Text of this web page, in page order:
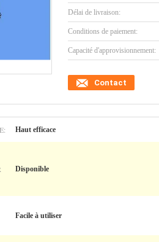
Délai de livraison:
Conditions de paiement:
Capacité d'approvisionnement:
Contact
Haut efficace
Disponible
Facile à utiliser